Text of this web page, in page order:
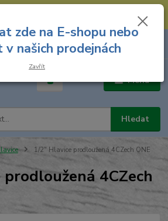
431 045 --- Prodejna nářadí: 731 449 423 --
Menu
Hledat
za
1/2" Hlavice prodloužená 4CZech ONE
4CZech
zde na E-shopu nebo
v našich prodejnách
Zavřít